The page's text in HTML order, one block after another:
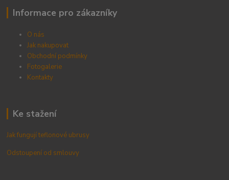
Informace pro zákazníky
O nás
Jak nakupovat
Obchodní podmínky
Fotogalerie
Kontakty
Ke stažení
Jak fungují teflonové ubrusy
Odstoupení od smlouvy